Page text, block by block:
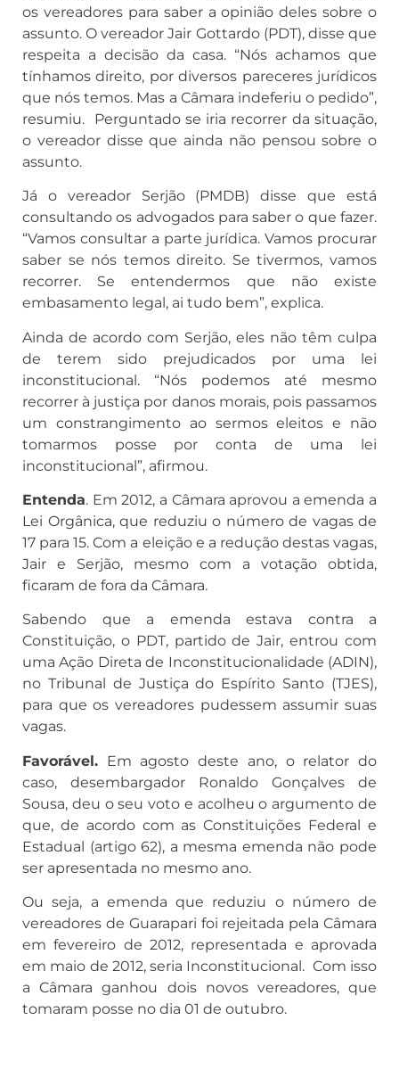
os vereadores para saber a opinião deles sobre o
assunto. O vereador Jair Gottardo (PDT), disse que
respeita a decisão da casa. “Nós achamos que
tínhamos direito, por diversos pareceres jurídicos
que nós temos. Mas a Câmara indeferiu o pedido”,
resumiu. Perguntado se iria recorrer da situação,
o vereador disse que ainda não pensou sobre o
assunto.
Já o vereador Serjão (PMDB) disse que está
consultando os advogados para saber o que fazer.
“Vamos consultar a parte jurídica. Vamos procurar
saber se nós temos direito. Se tivermos, vamos
recorrer. Se entendermos que não existe
embasamento legal, ai tudo bem”, explica.
Ainda de acordo com Serjão, eles não têm culpa
de terem sido prejudicados por uma lei
inconstitucional. “Nós podemos até mesmo
recorrer à justiça por danos morais, pois passamos
um constrangimento ao sermos eleitos e não
tomarmos posse por conta de uma lei
inconstitucional”, afirmou.
Entenda. Em 2012, a Câmara aprovou a emenda a
Lei Orgânica, que reduziu o número de vagas de
17 para 15. Com a eleição e a redução destas vagas,
Jair e Serjão, mesmo com a votação obtida,
ficaram de fora da Câmara.
Sabendo que a emenda estava contra a
Constituição, o PDT, partido de Jair, entrou com
uma Ação Direta de Inconstitucionalidade (ADIN),
no Tribunal de Justiça do Espírito Santo (TJES),
para que os vereadores pudessem assumir suas
vagas.
Favorável. Em agosto deste ano, o relator do
caso, desembargador Ronaldo Gonçalves de
Sousa, deu o seu voto e acolheu o argumento de
que, de acordo com as Constituições Federal e
Estadual (artigo 62), a mesma emenda não pode
ser apresentada no mesmo ano.
Ou seja, a emenda que reduziu o número de
vereadores de Guarapari foi rejeitada pela Câmara
em fevereiro de 2012, representada e aprovada
em maio de 2012, seria Inconstitucional. Com isso
a Câmara ganhou dois novos vereadores, que
tomaram posse no dia 01 de outubro.